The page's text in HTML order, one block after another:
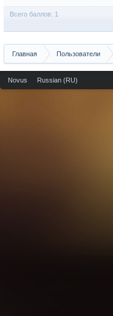
Всего баллов: 1
Главная Пользователи
Novus Russian (RU)